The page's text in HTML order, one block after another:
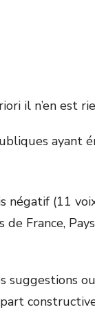
il n’en est
ayant
négatif (11
France,
suggestions